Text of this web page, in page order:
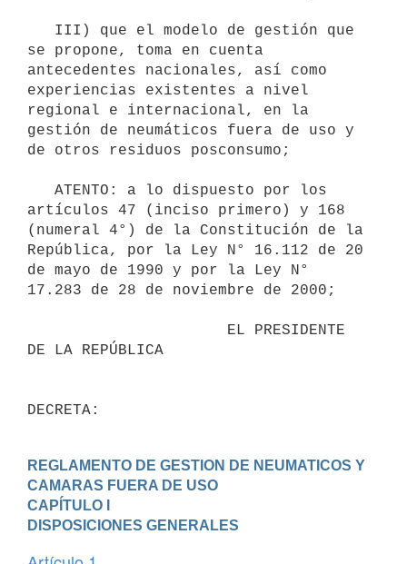
se propone, toma en cuenta
antecedentes nacionales, así como
experiencias existentes a nivel
regional e internacional, en la
gestión de neumáticos fuera de uso y
de otros residuos posconsumo;
artículos 47 (inciso primero) y 168
(numeral 4°) de la Constitución de la
República, por la Ley N° 16.112 de 20
de mayo de 1990 y por la Ley N°
17.283 de 28 de noviembre de 2000;
DE LA REPÚBLICA
DECRETA:
REGLAMENTO DE GESTION DE NEUMATICOS Y
CAMARAS FUERA DE USO
CAPÍTULO I
DISPOSICIONES GENERALES